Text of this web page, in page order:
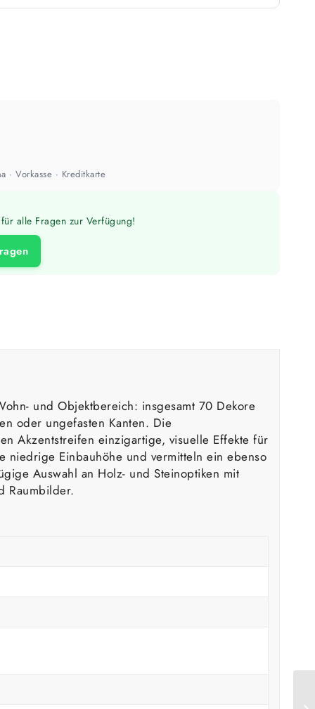
· Vorkasse · Kreditkarte
alle Fragen zur Verfügung!
und Objektbereich: insgesamt 70 Dekore
oder ungefasten Kanten. Die
Akzentstreifen einzigartige, visuelle Effekte für
niedrige Einbauhöhe und vermitteln ein ebenso
Auswahl an Holz- und Steinoptiken mit
Raumbilder.